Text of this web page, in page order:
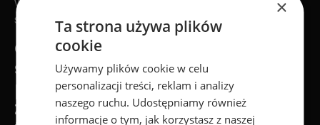
sprzętu.
Chłodzenie
strefowe –
precyzyjne
zarządzanie
skomplikowane i
generują większy hałas,
pracy i maksymalne
wykorzystanie
potencjału sprzętu.
×
Ta strona używa plików
cookie
Używamy plików cookie w celu
personalizacji treści, reklam i analizy
naszego ruchu. Udostępniamy również
informacje o tym, jak korzystasz z naszej